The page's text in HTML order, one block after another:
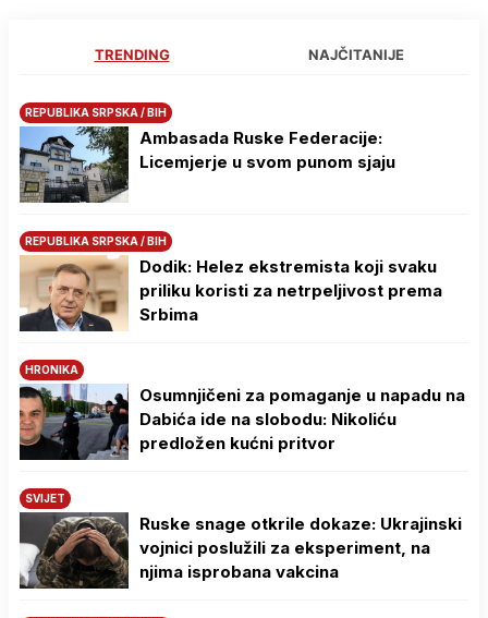
TRENDING NAJČITANIJE
REPUBLIKA SRPSKA / BIH
Ambasada Ruske Federacije:
Licemjerje u svom punom sjaju
REPUBLIKA SRPSKA / BIH
Dodik: Helez ekstremista koji svaku
priliku koristi za netrpeljivost prema
Srbima
HRONIKA
Osumnjičeni za pomaganje u napadu na
Dabića ide na slobodu: Nikoliću
predložen kućni pritvor
SVIJET
Ruske snage otkrile dokaze: Ukrajinski
vojnici poslužili za eksperiment, na
njima isprobana vakcina